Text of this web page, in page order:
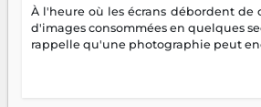
À l'heure où les écrans débordent de
d'images consommées en quelques
rappelle qu'une photographie peut